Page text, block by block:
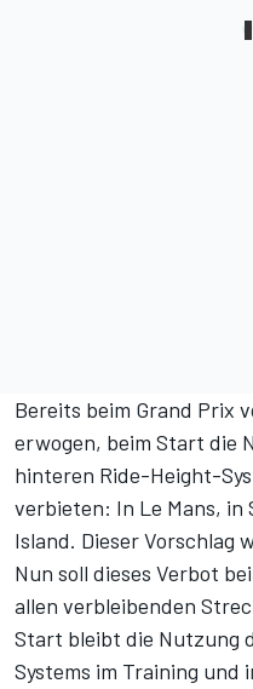
Bereits beim Grand Prix
erwogen, beim Start die
hinteren Ride-Height-
verbieten: In Le Mans,
Island. Dieser Vorschlag
Nun soll dieses Verbot
allen verbleibenden
Start bleibt die Nutzung
Systems im Training und